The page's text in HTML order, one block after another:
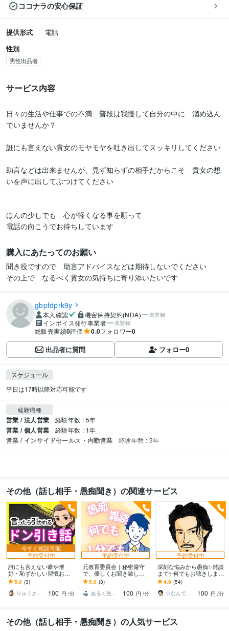
ココナラの安心保証
提供形式
電話
性別
男性出品者
サービス内容
日々の生活や仕事での不満　普段は我慢して自分の中に　溜め込ん
でいませんか？
誰にも言えない貴女のモヤモヤを吐き出してスッキリしてください
助言などは出来ませんが、見ず知らずの相手だからこそ　貴女の想
いを声に出してぶつけてください
ほんの少しでも　心が軽くなる事を願って
電話の向こうでお待ちしています
購入にあたってのお願い
聞き役ですので　助言アドバイスなどは期待しないでください
gbpfdprk9y
本人確認 機密保持契約(NDA) 未登録
インボイス発行事業者 未登録
総販売実績0評価 0.0フォロワー0
出品者に質問 フォロー0
スケジュール
平日は17時以降対応可能です
経験職種
営業 / 法人営業 経験年数 : 5年
営業 / 個人営業 経験年数 : 1年
営業 / インサイドセールス・内勤営業 経験年数 : 3年
その他（話し相手・愚痴聞き）の関連サービス
今すぐ相談可能
予約受付中
誰にも言えない癖や嗜
好・恥ずかしい習慣お聴
きします 驚くことはあり
ますが引きません☘真剣
に受け止めます✨
5.0 (3)
りゅうさく✨あなたに寄り添う公認心理師✨
100 円 /分
予約受付中
元教育委員会｜秘密厳守
で、優しくお聞き致しま
す ☘️１分お試し歓迎☘️愚
痴聞き、電話悩み相談、
雑談、大歓迎！
5.0 (3)
あるく先生_教員採用試験・公務員試験対策
100 円 /分
予約受付中
深刻な悩みから愚痴✨雑談
まで✨何でもお聴きします
【心理系プロアドバイザ
ー】が優しく傾聴しアド
バイスもします!
4.9 (54)
☆なんでも相談室よう☆
100 円 /分
その他（話し相手・愚痴聞き）の人気サービス